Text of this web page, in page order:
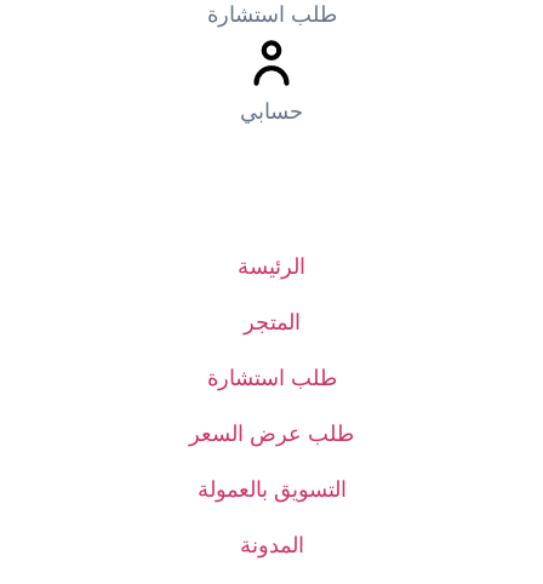
طلب استشارة
حسابي
الرئيسة
المتجر
طلب استشارة
طلب عرض السعر
التسويق بالعمولة
المدونة